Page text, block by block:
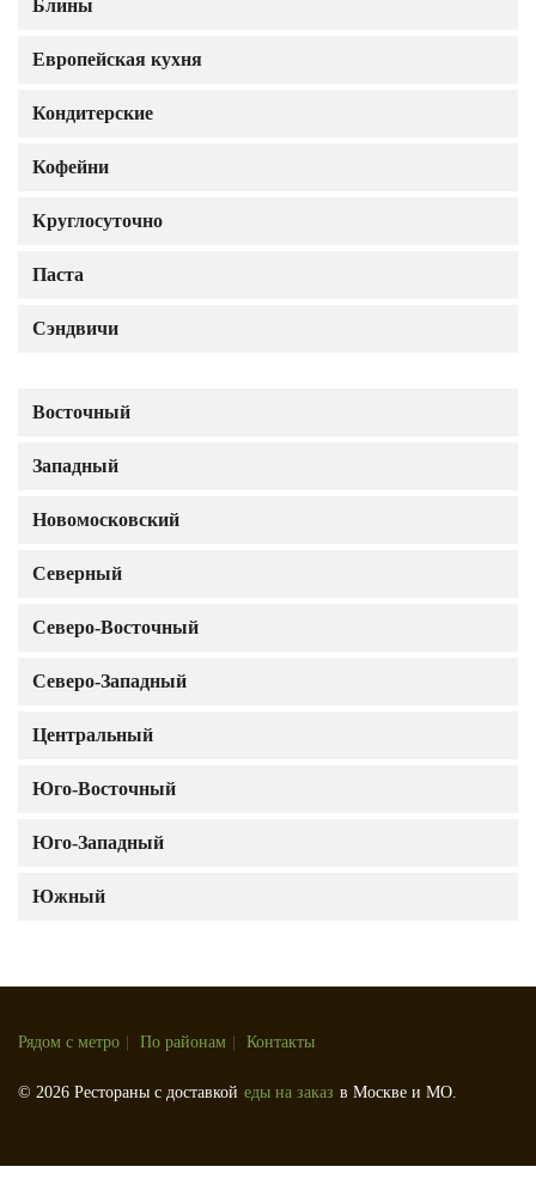
Блины
Европейская кухня
Кондитерские
Кофейни
Круглосуточно
Паста
Сэндвичи
Восточный
Западный
Новомосковский
Северный
Северо-Восточный
Северо-Западный
Центральный
Юго-Восточный
Юго-Западный
Южный
Рядом с метро По районам Контакты
© 2026 Рестораны с доставкой еды на заказ в Москве и МО.